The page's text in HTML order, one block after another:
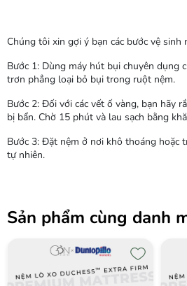
Chúng tôi xin gợi ý bạn các bước vệ sinh
Bước 1: Dùng máy hút bụi chuyên dụng
trơn phẳng loại bỏ bụi trong ruột nệm.
Bước 2: Đối với các vết ố vàng, bạn hãy
bị bẩn. Chờ 15 phút và lau sạch bằng
Bước 3: Đặt nệm ở nơi khô thoáng hoặc
tự nhiên.
Sản phẩm cùng danh